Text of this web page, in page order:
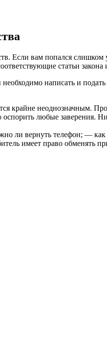
Если вам попался
статьи
написать и
крайне неоднозначным.
любые заверения.
вернуть телефон; — как
имеет право обменять